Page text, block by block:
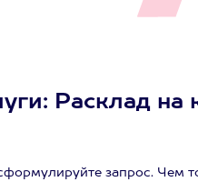
Расклад на
запрос. Чем